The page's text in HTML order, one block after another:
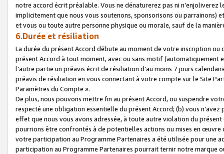
notre accord écrit préalable. Vous ne dénaturerez pas ni
implicitement que nous vous soutenons, sponsorisons ou parrainons)
et vous ou toute autre personne physique ou morale, sauf de la
6.Durée et résiliation
La durée du présent Accord débute au moment de votre inscription
présent Accord à tout moment, avec ou sans motif (automatiquement
l’autre partie un préavis écrit de résiliation d’au moins 7 jours
préavis de résiliation en vous connectant à votre compte sur le Site
Paramètres du Compte ».
De plus, nous pouvons mettre fin au présent Accord, ou suspendre
respecté une obligation essentielle du présent Accord; (b) vous
effet que nous vous avons adressée, à toute autre violation du
pourrions être confrontés à de potentielles actions ou mises en
votre participation au Programme Partenaires a été utilisée pour une
participation au Programme Partenaires pourrait ternir notre marque